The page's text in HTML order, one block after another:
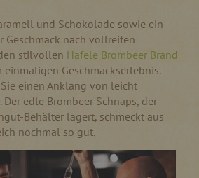
und Schokolade sowie ein
nach vollreifen
stilvollen Hafele Brombeer Brand
einmaligen Geschmackserlebnis.
einen Anklang von leicht
edle Brombeer Schnaps, der
Behälter lagert, schmeckt aus
nochmal so gut.